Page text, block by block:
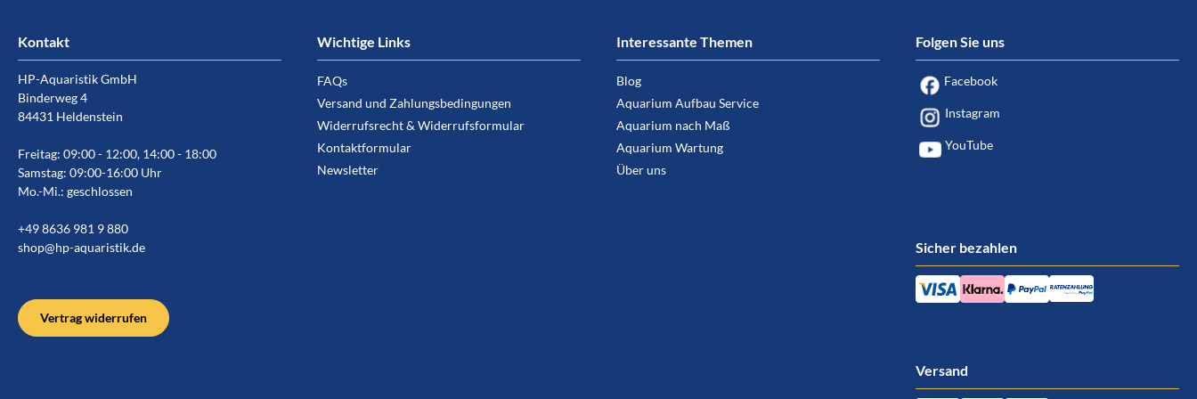
Kontakt
HP-Aquaristik GmbH
Binderweg 4
84431 Heldenstein
Freitag: 09:00 - 12:00, 14:00 - 18:00
Samstag: 09:00-16:00 Uhr
Mo.-Mi.: geschlossen
+49 8636 981 9 880
shop@hp-aquaristik.de
Vertrag widerrufen
Wichtige Links
FAQs
Versand und Zahlungsbedingungen
Widerrufsrecht & Widerrufsformular
Kontaktformular
Newsletter
Interessante Themen
Blog
Aquarium Aufbau Service
Aquarium nach Maß
Aquarium Wartung
Über uns
Folgen Sie uns
Facebook
Instagram
YouTube
Sicher bezahlen
Versand